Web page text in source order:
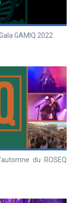
GAMIQ 2022
du ROSEQ